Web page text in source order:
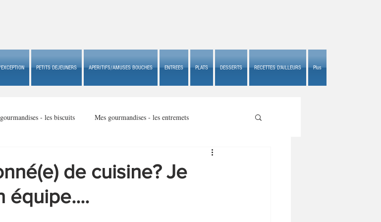
PETITS DEJEUNERS APERITIFS/AMUSES BOUCHES ENTREES PLATS DESSERTS RECETTES D'AILLEURS Plus
- les biscuits Mes gourmandises - les entremets
Apéritifs/amuses bouches de fête ou
de cuisine? Je
équipe....